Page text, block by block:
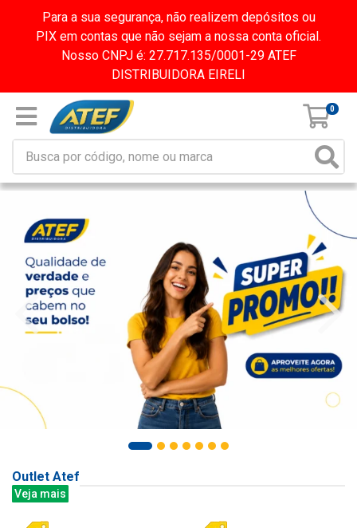
Para a sua segurança, não realizem depósitos ou
PIX em contas que não sejam a nossa conta oficial.
Nosso CNPJ é: 27.717.135/0001-29 ATEF
DISTRIBUIDORA EIRELI
0
Outlet Atef
Veja mais